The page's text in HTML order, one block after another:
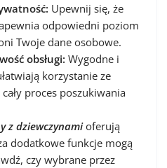
Upewnij się, że
odpowiedni poziom
Twoje dane osobowe.
obsługi: Wygodne i
korzystanie ze
proces poszukiwania
z dziewczynamioferują
dodatkowe funkcje mogą
czy wybrane przez